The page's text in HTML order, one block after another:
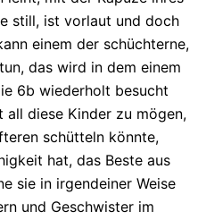
still, ist vorlaut und doch
ei­nem der schüch­terne,
das wird in dem einem
6b wiederholt besucht
all diese Kin­der zu mögen,
schütteln könnte,
hat, das Beste aus
sie in irgend­einer Weise
und Geschwister im